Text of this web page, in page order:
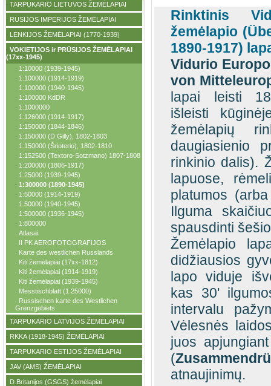
· TARPUKARIO LIETUVOS ŽEMĖLAPIAI
· RUSIJOS IMPERIJOS ŽEMĖLAPIAI
· LENKIJOS ŽEMĖLAPIAI (1770-1939)
· VOKIETIJOS ir PRŪSIJOS ŽEMĖLAPIAI
(17xx-1945)
· 1:10000 (1939-1945)
· 1:100000 (1914-1919)
· 1:100000 (1940-1945)
· 1:100000 KdDR
· 1:1000000
· 1:126000 (1914-1917)
· 1:150000 (1844-1846)
· 1:150000 (D.Gilly), 1802-1803
· 1:150000 (Šrioterio), 1802-1810
· 1:152500 (Textoro-Sotzmano) 1807-1808
· 1:200000 (1806-1917)
· 1:25000 (1939-1945)
· 1:300000 (1890-1945)
· 1:50000 (1914-1919)
· 1:50000 (1940-1945)
· 1:500000 (1936-1945)
· 1:800000
· Atlasai
· II PK AEROFOTOGRAFIJOS
· Karte des westlichen Russlands
· Kiti žemėlapiai (17xx-1812)
· Kiti žemėlapiai (1914-1919)
· Kiti žemėlapiai (1939-1945)
· Messtischblatt (1:25000)
· Russischen karte des Westlichen
Grenzgebiets
· TARPUKARIO LATVIJOS ŽEMĖLAPIAI
· RKKA (1918-1945) ŽEMĖLAPIAI
· TARPUKARIO ESTIJOS ŽEMĖLAPIAI
· JAV (AMS) ŽEMĖLAPIAI
· D.Britanijos (GSGS) žemėlapiai
Rinktinis
žemėlapio
1890-1917)
Vidurio
von
lapai leisti
išleisti
žemėlapių
daugiasienio
rinkinio dalis).
lapuose,
platumos
Ilguma
spausdinti
Žemėlapio
didžiausios
lapo viduje
kas 30'
intervalu
Vėlesnės
juos
(
atnaujinimų.